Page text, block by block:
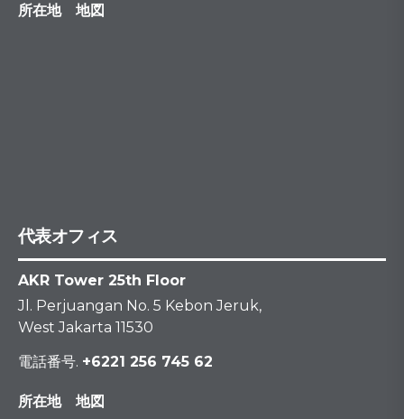
所在地 地図
代表オフィス
AKR Tower 25th Floor
Jl. Perjuangan No. 5 Kebon Jeruk,
West Jakarta 11530
電話番号. +6221 256 745 62
所在地 地図